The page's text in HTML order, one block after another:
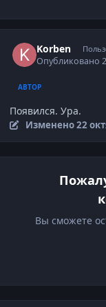
Korben
Опубликовано
АВТОР
Появился. Ура.
Изменено22
Вы сможете